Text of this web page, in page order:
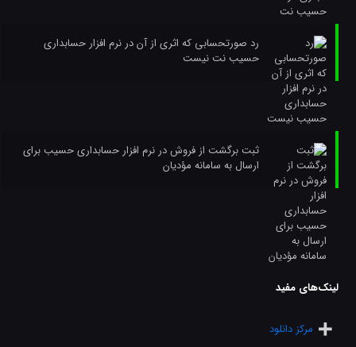
رد صورتحسابی که اثری از آن در نرم افزار حسابداری
حسیب نت نیست
ثبت برگشت از فروش در نرم افزار حسابداری حسیب برای
ارسال به سامانه مؤدیان
لینک‌های مفید
مرکز دانلود